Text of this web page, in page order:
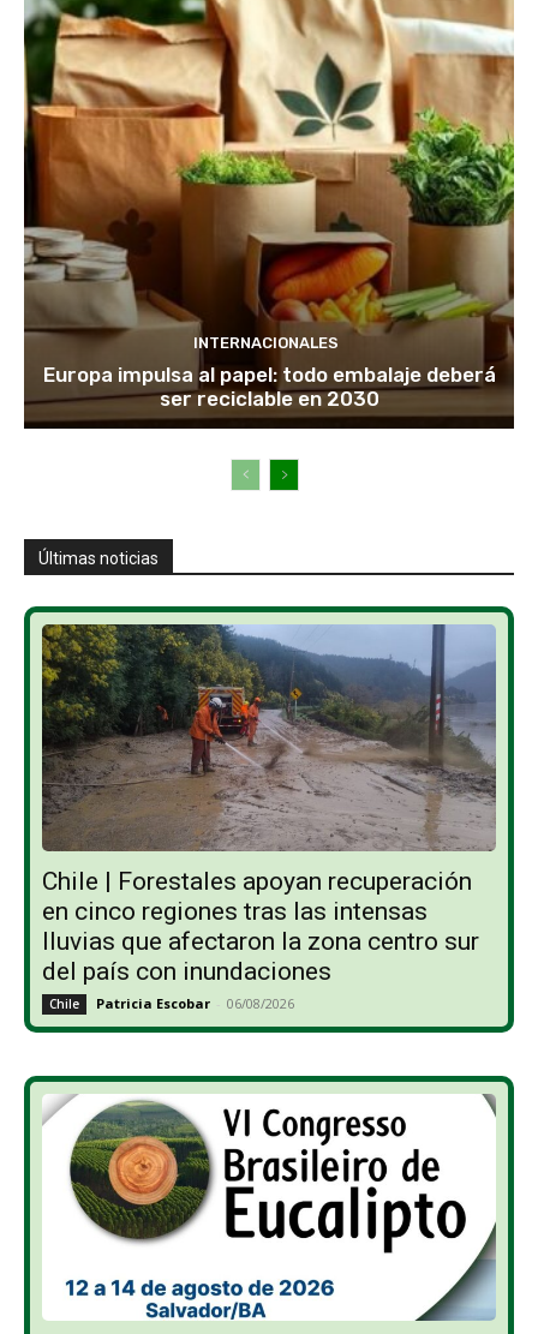
INTERNACIONALES
Europa impulsa al papel: todo embalaje deberá
ser reciclable en 2030
Últimas noticias
Chile | Forestales apoyan recuperación
en cinco regiones tras las intensas
lluvias que afectaron la zona centro sur
del país con inundaciones
Chile Patricia Escobar - 06/08/2026